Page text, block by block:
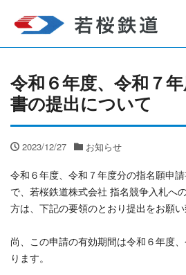
令和６年度、令和７
書の提出について
2023/12/27 お知らせ
令和６年度、令和７年度分の指名願申
で、若桜鉄道株式会社 指名競争入札へ
方は、下記の要領のとおり提出をお願い
尚、この申請の有効期間は令和６年度
ります。